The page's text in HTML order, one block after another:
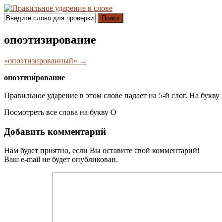
Поиск
опоэтизирование
«опоэтизированный» →
опоэтизи́рование
Правильное ударение в этом слове падает на 5-й слог. На букву
Посмотреть все слова на букву О
Добавить комментарий
Нам будет приятно, если Вы оставите свой комментарий!
Ваш e-mail не будет опубликован.